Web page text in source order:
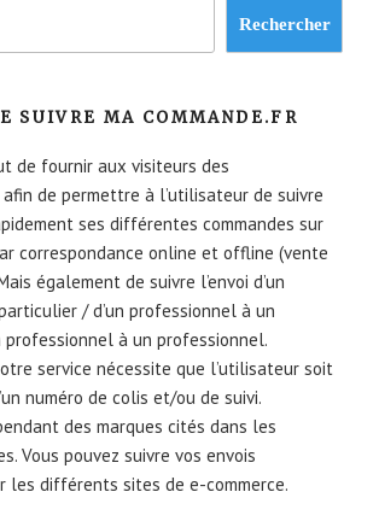
Rechercher
SUIVRE MA COMMANDE.FR
de fournir aux visiteurs des
de permettre à l’utilisateur de suivre
ses différentes commandes sur
correspondance online et offline (vente
également de suivre l’envoi d’un
/ d’un professionnel à un
professionnel à un professionnel.
service nécessite que l’utilisateur soit
numéro de colis et/ou de suivi.
des marques cités dans les
Vous pouvez suivre vos envois
les différents sites de e-commerce.